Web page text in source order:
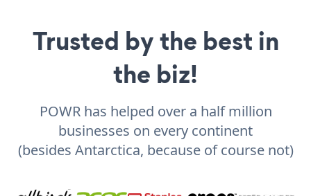
Trusted by the best in
the biz!
POWR has helped over a half million
businesses on every continent
(besides Antarctica, because of course not)